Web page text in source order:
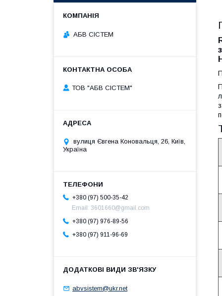
АБВ СІСТЕМ
ТОВ "АБВ СІСТЕМ"
вулиця Євгена Коновальця, 26, Київ,
Україна
+380 (97) 500-35-42
Email: 3601660@gmail.com
+380 (97) 976-89-56
+380 (97) 911-96-69
abvsistem@ukr.net